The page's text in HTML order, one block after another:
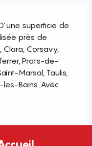
superficie de
près de
Clara, Corsavy,
Prats-de-
Marsal, Taulis,
Bains. Avec